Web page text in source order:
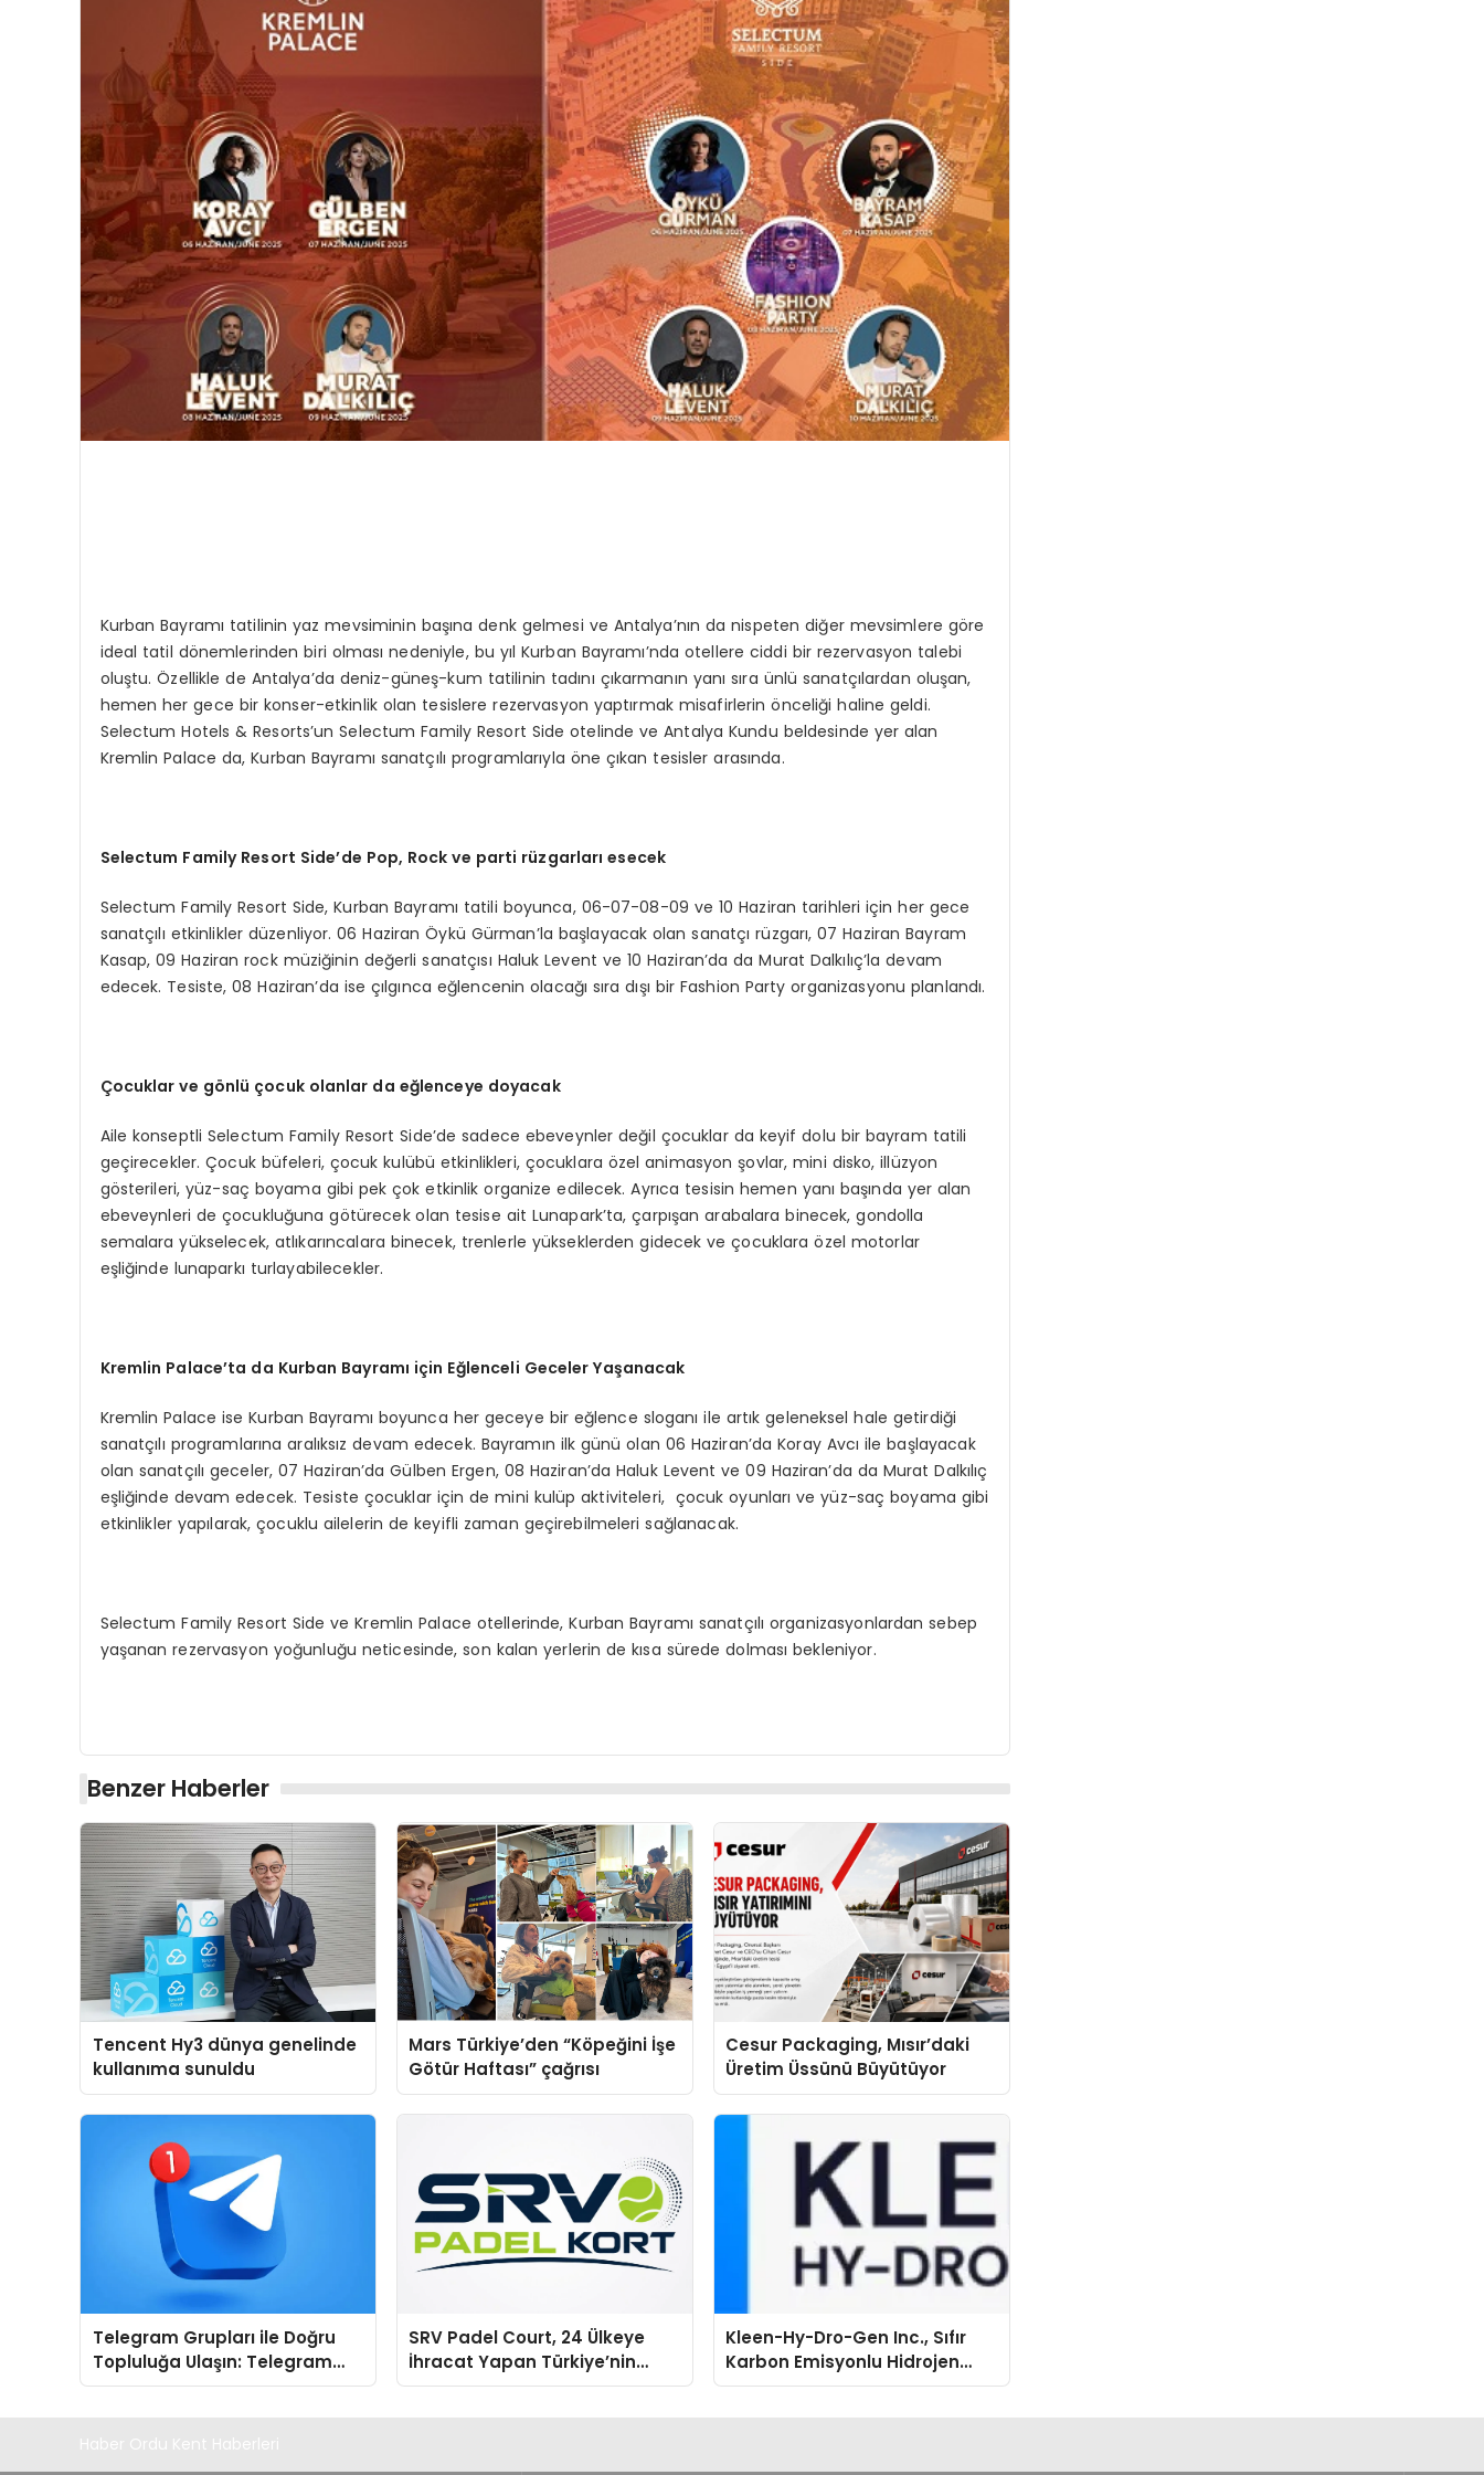
Kurban Bayramı tatilinin yaz mevsiminin başına denk gelmesi ve Antalya’nın da nispeten diğer mevsimlere göre
ideal tatil dönemlerinden biri olması nedeniyle, bu yıl Kurban Bayramı’nda otellere ciddi bir rezervasyon talebi
oluştu. Özellikle de Antalya’da deniz-güneş-kum tatilinin tadını çıkarmanın yanı sıra ünlü sanatçılardan oluşan,
hemen her gece bir konser-etkinlik olan tesislere rezervasyon yaptırmak misafirlerin önceliği haline geldi.
Selectum Hotels & Resorts’un Selectum Family Resort Side otelinde ve Antalya Kundu beldesinde yer alan
Kremlin Palace da, Kurban Bayramı sanatçılı programlarıyla öne çıkan tesisler arasında.
Selectum Family Resort Side’de Pop, Rock ve parti rüzgarları esecek
Selectum Family Resort Side, Kurban Bayramı tatili boyunca, 06-07-08-09 ve 10 Haziran tarihleri için her gece
sanatçılı etkinlikler düzenliyor. 06 Haziran Öykü Gürman’la başlayacak olan sanatçı rüzgarı, 07 Haziran Bayram
Kasap, 09 Haziran rock müziğinin değerli sanatçısı Haluk Levent ve 10 Haziran’da da Murat Dalkılıç’la devam
edecek. Tesiste, 08 Haziran’da ise çılgınca eğlencenin olacağı sıra dışı bir Fashion Party organizasyonu planlandı.
Çocuklar ve gönlü çocuk olanlar da eğlenceye doyacak
Aile konseptli Selectum Family Resort Side’de sadece ebeveynler değil çocuklar da keyif dolu bir bayram tatili
geçirecekler. Çocuk büfeleri, çocuk kulübü etkinlikleri, çocuklara özel animasyon şovlar, mini disko, illüzyon
gösterileri, yüz-saç boyama gibi pek çok etkinlik organize edilecek. Ayrıca tesisin hemen yanı başında yer alan
ebeveynleri de çocukluğuna götürecek olan tesise ait Lunapark’ta, çarpışan arabalara binecek, gondolla
semalara yükselecek, atlıkarıncalara binecek, trenlerle yükseklerden gidecek ve çocuklara özel motorlar
eşliğinde lunaparkı turlayabilecekler.
Kremlin Palace’ta da Kurban Bayramı için Eğlenceli Geceler Yaşanacak
Kremlin Palace ise Kurban Bayramı boyunca her geceye bir eğlence sloganı ile artık geleneksel hale getirdiği
sanatçılı programlarına aralıksız devam edecek. Bayramın ilk günü olan 06 Haziran’da Koray Avcı ile başlayacak
olan sanatçılı geceler, 07 Haziran’da Gülben Ergen, 08 Haziran’da Haluk Levent ve 09 Haziran’da da Murat Dalkılıç
eşliğinde devam edecek. Tesiste çocuklar için de mini kulüp aktiviteleri, çocuk oyunları ve yüz-saç boyama gibi
etkinlikler yapılarak, çocuklu ailelerin de keyifli zaman geçirebilmeleri sağlanacak.
Selectum Family Resort Side ve Kremlin Palace otellerinde, Kurban Bayramı sanatçılı organizasyonlardan sebep
yaşanan rezervasyon yoğunluğu neticesinde, son kalan yerlerin de kısa sürede dolması bekleniyor.
Benzer Haberler
Tencent Hy3 dünya genelinde
kullanıma sunuldu
Mars Türkiye’den “Köpeğini İşe
Götür Haftası” çağrısı
Cesur Packaging, Mısır’daki
Üretim Üssünü Büyütüyor
Telegram Grupları ile Doğru
Topluluğa Ulaşın: Telegram
Grup Keşfinde Sade ve
SRV Padel Court, 24 Ülkeye
İhracat Yapan Türkiye’nin
Padel Kortu Üretim Gücü
Kleen-Hy-Dro-Gen Inc., Sıfır
Karbon Emisyonlu Hidrojen
Isıtma Teknolojisinde ISO ve